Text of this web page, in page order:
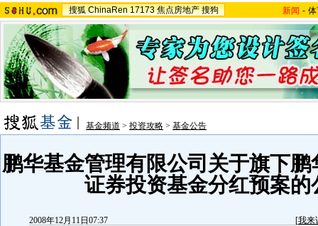
搜狐 ChinaRen 17173 焦点房地产 搜狗 新闻 -
基金频道 > 投资攻略 > 基金公告
鹏华基金管理有限公司关于旗下
证券投资基金分红预案的
2008年12月11日07:37 [我来